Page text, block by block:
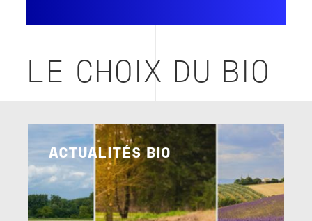
LE CHOIX DU BIO
ACTUALITÉS BIO